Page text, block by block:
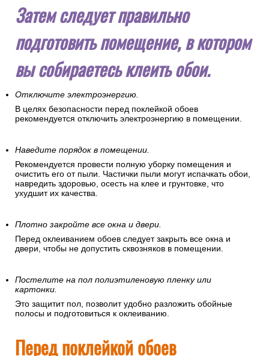
Затем следует правильно
подготовить помещение, в котором
вы собираетесь клеить обои.
Отключите электроэнергию.
В целях безопасности перед поклейкой обоев
рекомендуется отключить электроэнергию в помещении.
Наведите порядок в помещении.
Рекомендуется провести полную уборку помещения и
очистить его от пыли. Частички пыли могут испачкать обои,
навредить здоровью, осесть на клее и грунтовке, что
ухудшит их качества.
Плотно закройте все окна и двери.
Перед оклеиванием обоев следует закрыть все окна и
двери, чтобы не допустить сквозняков в помещении.
Постелите на пол полиэтиленовую пленку или
картонки.
Это защитит пол, позволит удобно разложить обойные
полосы и подготовиться к оклеиванию.
Перед поклейкой обоев